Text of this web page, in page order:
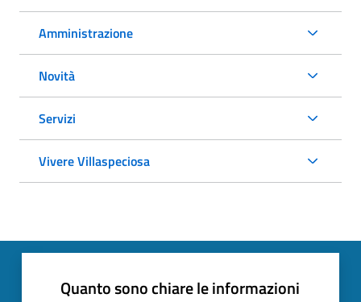
Amministrazione
Novità
Servizi
Vivere Villaspeciosa
Quanto sono chiare le informazioni